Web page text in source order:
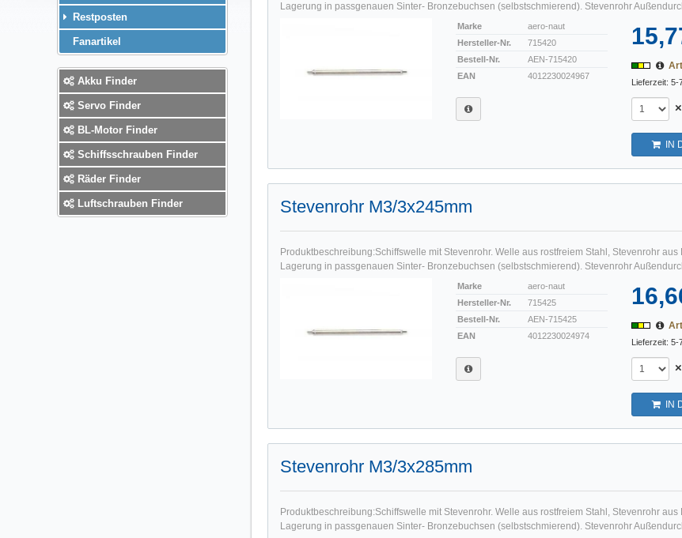
Lagerung in passgenauen Sinter- Bronzebuchsen (selbstschmierend). Stevenrohr
Marke
aero-naut
Hersteller-Nr.
715420
Bestell-Nr.
AEN-715420
EAN
4012230024967
Lieferzeit:
×
IN
Stevenrohr M3/3x245mm
Produktbeschreibung:Schiffswelle mit Stevenrohr. Welle aus rostfreiem Stahl, Stevenrohr aus
Lagerung in passgenauen Sinter- Bronzebuchsen (selbstschmierend). Stevenrohr
Marke
aero-naut
Hersteller-Nr.
715425
Bestell-Nr.
AEN-715425
EAN
4012230024974
Lieferzeit:
×
IN
Stevenrohr M3/3x285mm
Produktbeschreibung:Schiffswelle mit Stevenrohr. Welle aus rostfreiem Stahl, Stevenrohr aus
Lagerung in passgenauen Sinter- Bronzebuchsen (selbstschmierend). Stevenrohr
Restposten
Fanartikel
Akku Finder
Servo Finder
BL-Motor Finder
Schiffsschrauben Finder
Räder Finder
Luftschrauben Finder